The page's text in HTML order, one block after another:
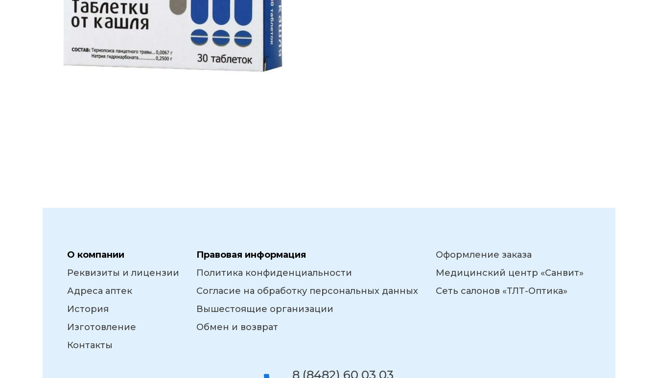
О компании
Реквизиты и лицензии
Адреса аптек
История
Изготовление
Контакты
Правовая информация
Политика конфиденциальности
Согласие на обработку персональных данных
Вышестоящие организации
Обмен и возврат
Оформление заказа
Медицинский центр «Санвит»
Сеть салонов «ТЛТ-Оптика»
8 (8482) 60 03 03